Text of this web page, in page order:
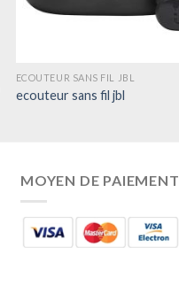
ECOUTEUR SANS FIL JBL
ecouteur sans fil jbl
MOYEN DE PAIEMENT